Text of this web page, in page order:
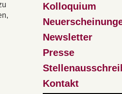
Kolloquium
Newsletter
Presse
Kontakt